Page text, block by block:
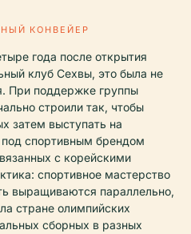
КОНВЕЙЕР
года после открытия
клуб Сехвы, это была не
При поддержке группы
строили так, чтобы
затем выступать на
спортивным брендом
с корейскими
спортивное мастерство
выращиваются параллельно,
стране олимпийских
сборных в разных